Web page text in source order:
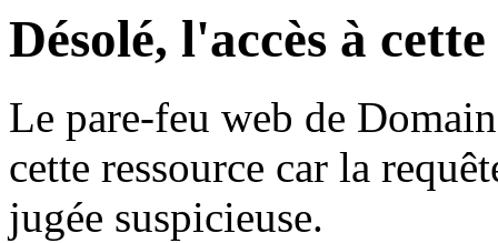
Désolé, l'accès à
Le pare-feu web de
cette ressource car la
jugée suspicieuse.